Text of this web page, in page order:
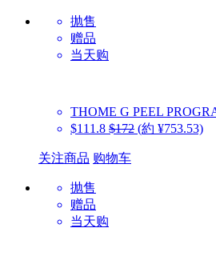
抛售
赠品
当天购
THOME G PEEL
$111.8 $172 (約 ¥753.53)
关注商品 购物车
抛售
赠品
当天购